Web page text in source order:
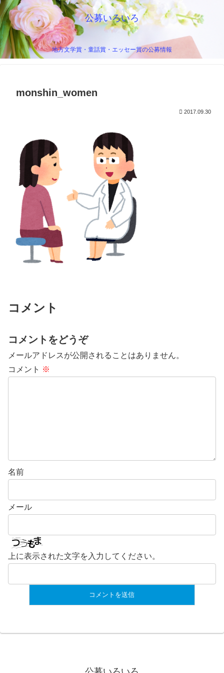
公募いろいろ
地方文学賞・童話賞・エッセー賞の公募情報
monshin_women
2017.09.30
コメント
コメントをどうぞ
メールアドレスが公開されることはありません。
コメント ※
名前
メール
上に表示された文字を入力してください。